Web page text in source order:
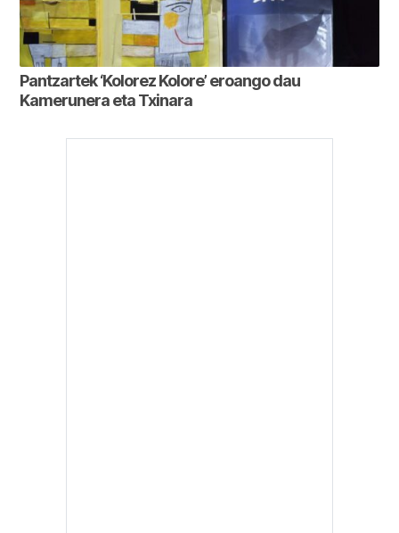
Pantzartek ‘Kolorez Kolore’ eroango dau
Kamerunera eta Txinara